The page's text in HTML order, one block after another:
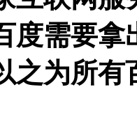
度需要拿
之为所有